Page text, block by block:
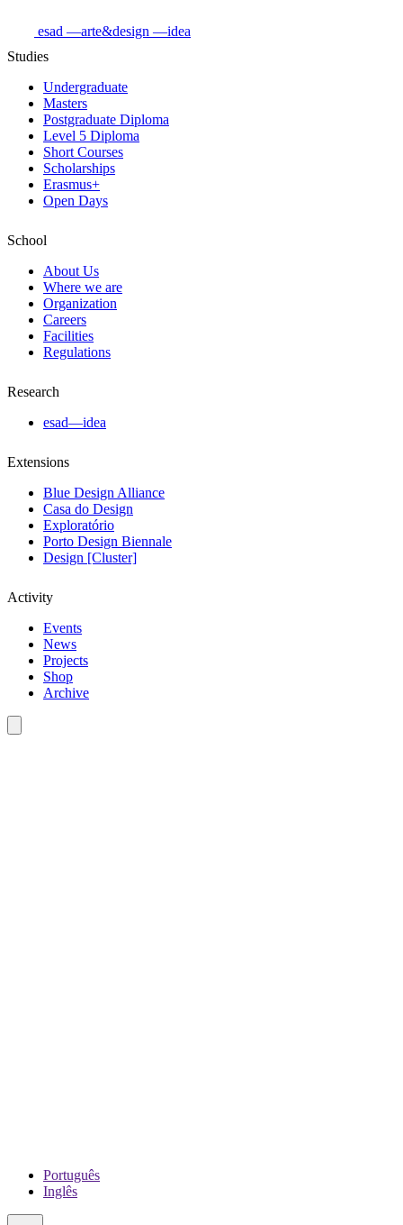
esad —arte&design —idea
Studies
Undergraduate
Masters
Postgraduate Diploma
Level 5 Diploma
Short Courses
Scholarships
Erasmus+
Open Days
School
About Us
Where we are
Organization
Careers
Facilities
Regulations
Research
esad—idea
Extensions
Blue Design Alliance
Casa do Design
Exploratório
Porto Design Biennale
Design [Cluster]
Activity
Events
News
Projects
Shop
Archive
Português
Inglês